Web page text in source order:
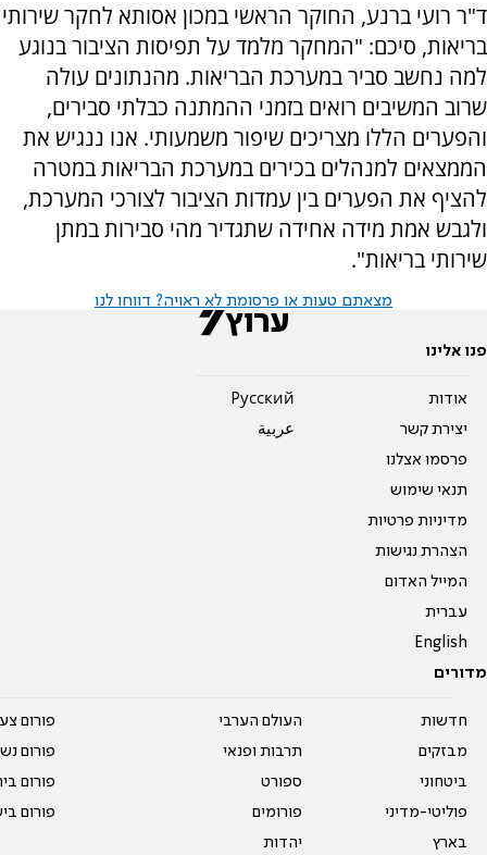
ד"ר רועי ברנע, החוקר הראשי במכון אסותא לחקר שירותי
בריאות, סיכם: "המחקר מלמד על תפיסות הציבור בנוגע
למה נחשב סביר במערכת הבריאות. מהנתונים עולה
שרוב המשיבים רואים בזמני ההמתנה כבלתי סבירים,
והפערים הללו מצריכים שיפור משמעותי. אנו ננגיש את
הממצאים למנהלים בכירים במערכת הבריאות במטרה
להציף את הפערים בין עמדות הציבור לצורכי המערכת,
ולגבש אמת מידה אחידה שתגדיר מהי סבירות במתן
שירותי בריאות".
מצאתם טעות או פרסומת לא ראויה? דווחו לנו
פנו אלינו
אודות
יצירת קשר
פרסמו אצלנו
תנאי שימוש
מדיניות פרטיות
הצהרת נגישות
המייל האדום
עברית
English
Pусский
عربية
מדורים
חדשות
מבזקים
ביטחוני
פוליטי-מדיני
בארץ
העולם הערבי
תרבות ופנאי
ספורט
פורומים
יהדות
פורום
פורום
פורום
פורום